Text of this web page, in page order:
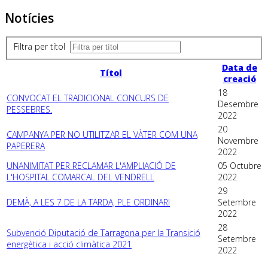
Notícies
Filtra per títol
Títol
Data de
creació
CONVOCAT EL TRADICIONAL CONCURS DE
PESSEBRES.
18
Desembre
2022
CAMPANYA PER NO UTILITZAR EL VÀTER COM UNA
PAPERERA
20
Novembre
2022
UNANIMITAT PER RECLAMAR L'AMPLIACIÓ DE
L'HOSPITAL COMARCAL DEL VENDRELL
05 Octubre
2022
DEMÀ, A LES 7 DE LA TARDA, PLE ORDINARI
29
Setembre
2022
Subvenció Diputació de Tarragona per la Transició
energètica i acció climàtica 2021
28
Setembre
2022